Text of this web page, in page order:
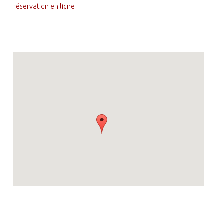
réservation en ligne